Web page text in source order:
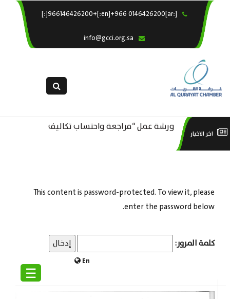
[:ar]966146426200+[:en]+966 0146426200[:]
En
☰
×
خدماتنا
التقديم الالكترونى
اخر الاخبار
ورشة عمل “مراجعة واحتساب تكاليف
This content is password-protected. To view it, please
enter the password below.
كلمة المرور: